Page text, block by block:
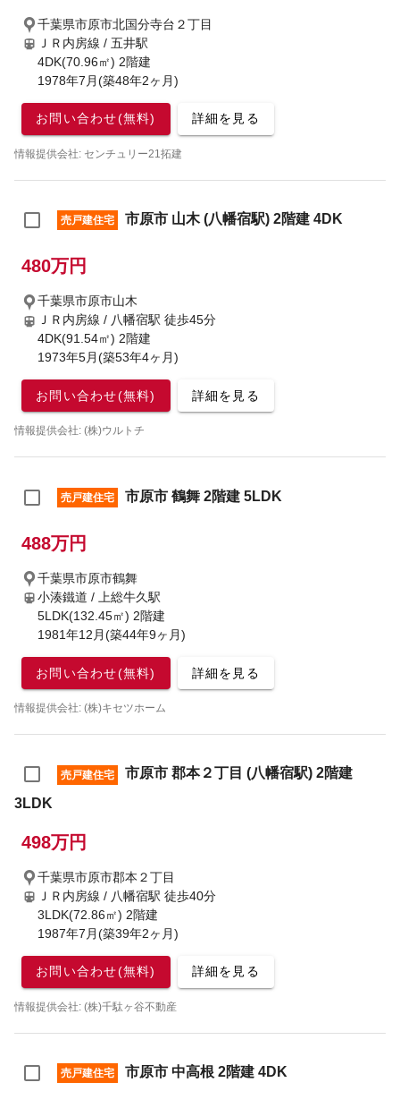
千葉県市原市北国分寺台２丁目
ＪＲ内房線 / 五井駅
4DK(70.96㎡) 2階建
1978年7月(築48年2ヶ月)
お問い合わせ(無料) 詳細を見る
情報提供会社: センチュリー21拓建
売戸建住宅 市原市 山木 (八幡宿駅) 2階建 4DK
480万円
千葉県市原市山木
ＪＲ内房線 / 八幡宿駅 徒歩45分
4DK(91.54㎡) 2階建
1973年5月(築53年4ヶ月)
お問い合わせ(無料) 詳細を見る
情報提供会社: (株)ウルトチ
売戸建住宅 市原市 鶴舞 2階建 5LDK
488万円
千葉県市原市鶴舞
小湊鐵道 / 上総牛久駅
5LDK(132.45㎡) 2階建
1981年12月(築44年9ヶ月)
お問い合わせ(無料) 詳細を見る
情報提供会社: (株)キセツホーム
売戸建住宅
市原市 郡本２丁目 (八幡宿駅) 2階建
3LDK
498万円
千葉県市原市郡本２丁目
ＪＲ内房線 / 八幡宿駅 徒歩40分
3LDK(72.86㎡) 2階建
1987年7月(築39年2ヶ月)
お問い合わせ(無料) 詳細を見る
情報提供会社: (株)千駄ヶ谷不動産
売戸建住宅 市原市 中高根 2階建 4DK